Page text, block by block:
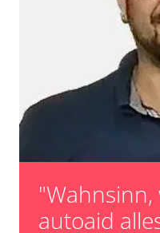
Verfügbarkeit abhängig von
autoaid